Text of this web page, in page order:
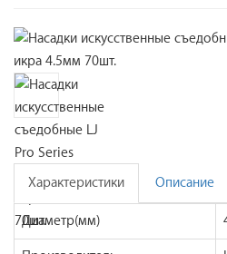
Характеристики Описание
Диаметр(мм)